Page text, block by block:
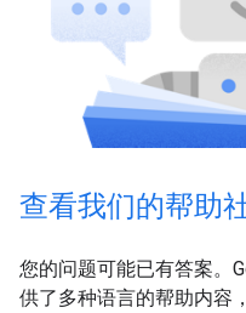
查看我们的帮助
您的问题可能已有答案。
供了多种语言的帮助内容